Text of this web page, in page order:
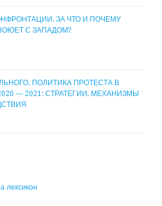
ЗА ЧТО И ПОЧЕМУ
С ЗАПАДОМ?
ПОЛИТИКА ПРОТЕСТА В
— 2021: СТРАТЕГИИ, МЕХАНИЗМЫ
лексикон